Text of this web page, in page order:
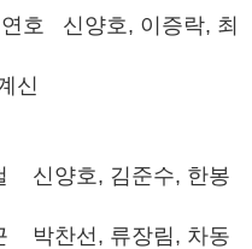
호 신양호, 이증락, 최
신
신양호, 김준수, 한봉
박찬선, 류장림, 차동